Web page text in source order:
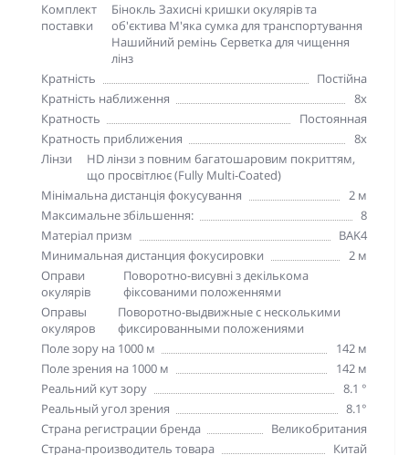
Комплект
поставки
Бінокль Захисні кришки окулярів та
об'єктива М'яка сумка для транспортування
Нашийний ремінь Серветка для чищення
лінз
Кратність
Постійна
Кратність наближення
8х
Кратность
Постоянная
Кратность приближения
8х
Лінзи
HD лінзи з повним багатошаровим покриттям,
що просвітлює (Fully Multi-Coated)
Мінімальна дистанція фокусування
2 м
Максимальне збільшення:
8
Матеріал призм
BAK4
Минимальная дистанция фокусировки
2 м
Оправи
окулярів
Поворотно-висувні з декількома
фіксованими положеннями
Оправы
окуляров
Поворотно-выдвижные с несколькими
фиксированными положениями
Поле зору на 1000 м
142 м
Поле зрения на 1000 м
142 м
Реальний кут зору
8.1 °
Реальный угол зрения
8.1°
Страна регистрации бренда
Великобритания
Страна-производитель товара
Китай